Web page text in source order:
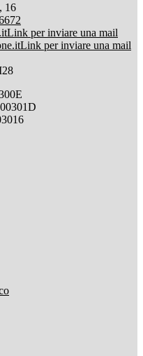
16
Link per inviare una mail
Link per inviare una mail